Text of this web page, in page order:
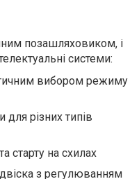
позашляховиком, і
системи:
вибором режиму
для різних типів
старту на схилах
з регулюванням